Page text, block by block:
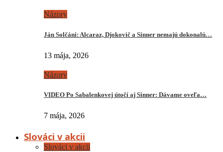
Názory
Ján Solčáni: Alcaraz, Djokovič a Sinner nemajú dokonalú…
13 mája, 2026
Názory
VIDEO Po Sabalenkovej útočí aj Sinner: Dávame oveľa…
7 mája, 2026
Slováci v akcii
Slováci v akcii